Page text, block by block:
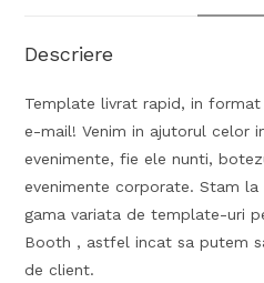
Descriere
Template livrat rapid, in
e-mail! Venim in ajutorul celor
evenimente, fie ele nunti,
evenimente corporate. Stam
gama variata de template-uri
Booth , astfel incat sa putem
de client.